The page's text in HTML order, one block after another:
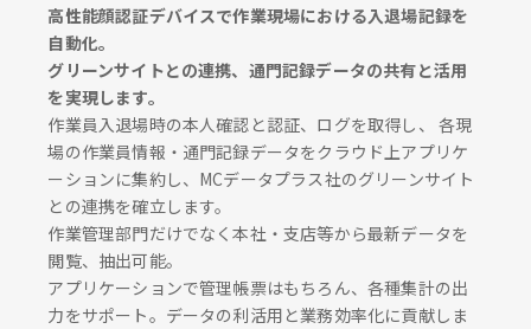
高性能顔認証デバイスで作業現場における入退場記録を
自動化。
グリーンサイトとの連携、通門記録データの共有と活用
を実現します。
作業員入退場時の本人確認と認証、ログを取得し、 各現
場の作業員情報・通門記録データをクラウド上アプリケ
ーションに集約し、MCデータプラス社のグリーンサイト
との連携を確立します。
作業管理部門だけでなく本社・支店等から最新データを
閲覧、抽出可能。
アプリケーションで管理帳票はもちろん、各種集計の出
力をサポート。データの利活用と業務効率化に貢献しま